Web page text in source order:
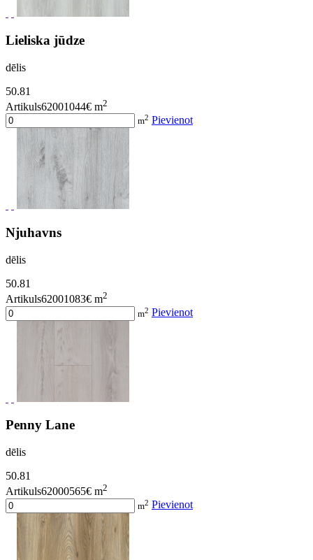
Lieliska jūdze
dēlis
50.81
Artikuls62001044€ m2
m2 Pievienot
Njuhavns
dēlis
50.81
Artikuls62001083€ m2
m2 Pievienot
Penny Lane
dēlis
50.81
Artikuls62000565€ m2
m2 Pievienot